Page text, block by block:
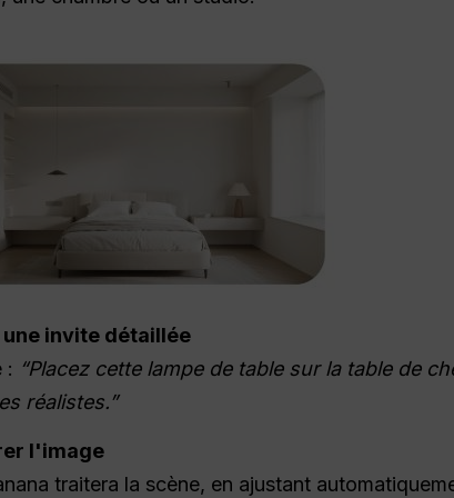
une invite détaillée
: “Placez cette lampe de table sur la table de
réalistes.”
l'image
traitera la scène, en ajustant